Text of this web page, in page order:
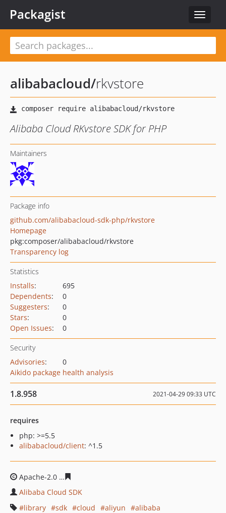
Toggle
Packagist
alibabacloud/rkvstore
Alibaba Cloud RKvstore SDK for PHP
Maintainers
Package info
github.com/alibabacloud-sdk-php/rkvstore
Homepage
pkg:composer/alibabacloud/rkvstore
Transparency log
Statistics
Installs:
695
Dependents:
0
Suggesters:
0
Stars:
0
Open Issues: 0
Security
Advisories:
0
Aikido package health analysis
1.8.958 2021-04-29 09:33 UTC
requires
php: >=5.5
alibabacloud/client: ^1.5
Apache-2.0
Alibaba Cloud SDK
library
sdk cloud aliyun
alibaba